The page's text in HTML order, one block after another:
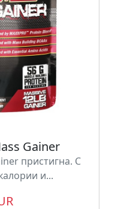
Gainer
пристигна. С
и...